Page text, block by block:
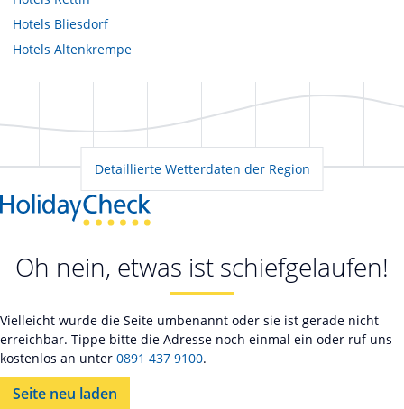
Hotels Bliesdorf
Hotels Altenkrempe
Detaillierte Wetterdaten der Region
Oh nein, etwas ist schiefgelaufen!
Vielleicht wurde die Seite umbenannt oder sie ist gerade nicht
erreichbar. Tippe bitte die Adresse noch einmal ein oder ruf uns
kostenlos an unter 0891 437 9100.
Seite neu laden